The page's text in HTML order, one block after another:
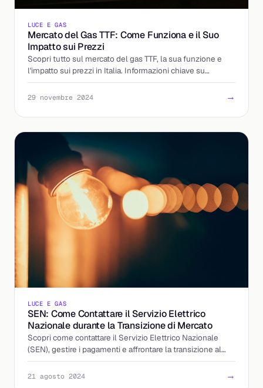
LUCE E GAS
Mercato del Gas TTF: Come Funziona e il Suo
Impatto sui Prezzi
Scopri tutto sul mercato del gas TTF, la sua funzione e
l'impatto sui prezzi in Italia. Informazioni chiave su
dinamiche di mercato.
29 novembre 2024 →
LUCE E GAS
SEN: Come Contattare il Servizio Elettrico
Nazionale durante la Transizione di Mercato
Scopri come contattare il Servizio Elettrico Nazionale
(SEN), gestire i pagamenti e affrontare la transizione al
mercato libero dell'energia.
21 agosto 2024 →